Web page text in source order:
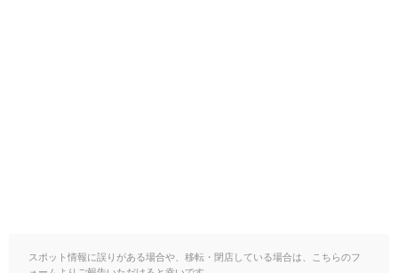
スポット情報に誤りがある場合や、移転・閉店している場合は、こちらのフ